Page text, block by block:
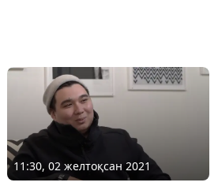
11:30, 02 желтоқсан 2021